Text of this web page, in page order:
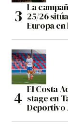
La
25/26
Europa
El Costa
stage en
Deportivo